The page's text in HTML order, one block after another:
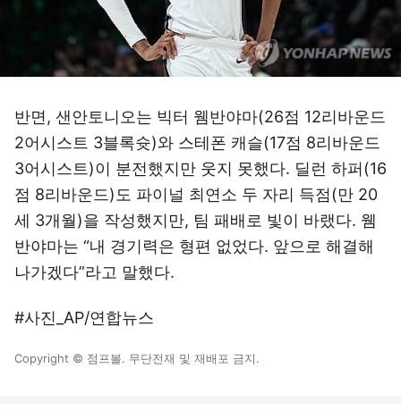
반면, 샌안토니오는 빅터 웸반야마(26점 12리바운드
2어시스트 3블록슛)와 스테폰 캐슬(17점 8리바운드
3어시스트)이 분전했지만 웃지 못했다. 딜런 하퍼(16
점 8리바운드)도 파이널 최연소 두 자리 득점(만 20
세 3개월)을 작성했지만, 팀 패배로 빛이 바랬다. 웸
반야마는 “내 경기력은 형편 없었다. 앞으로 해결해
나가겠다”라고 말했다.
#사진_AP/연합뉴스
Copyright © 점프볼. 무단전재 및 재배포 금지.